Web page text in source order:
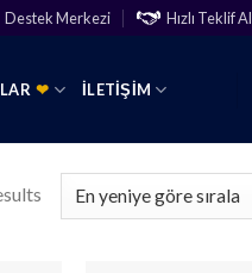
Destek Merkezi Hızlı Teklif Al
❤ İLETIŞIM